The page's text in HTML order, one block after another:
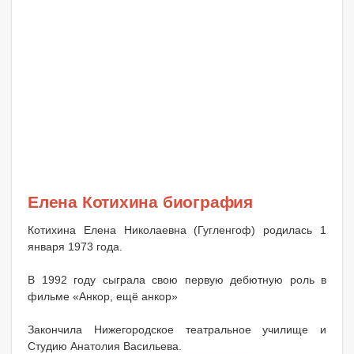
Елена Котихина биография
Котихина Елена Николаевна (Гугленгоф) родилась 1
января 1973 года.
В 1992 году сыграла свою первую дебютную роль в
фильме «Анкор, ещё анкор»
Закончила Нижегородское театральное училище и
Студию Анатолия Васильева.